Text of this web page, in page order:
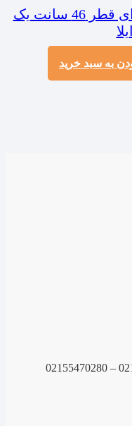
سینی ترمزدار گرد قهوه ای قطر 46 سانت یک
به سبد خرید